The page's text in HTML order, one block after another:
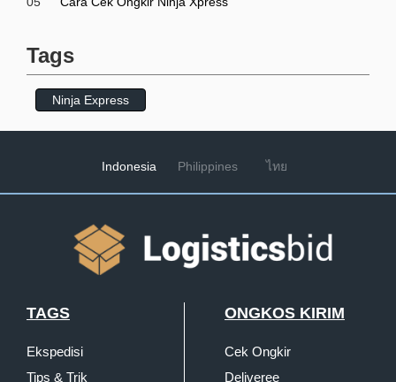
Tags
Ninja Express
Indonesia Philippines ไทย
TAGS
Ekspedisi
Tips & Trik
ONGKOS KIRIM
Cek Ongkir
Deliveree